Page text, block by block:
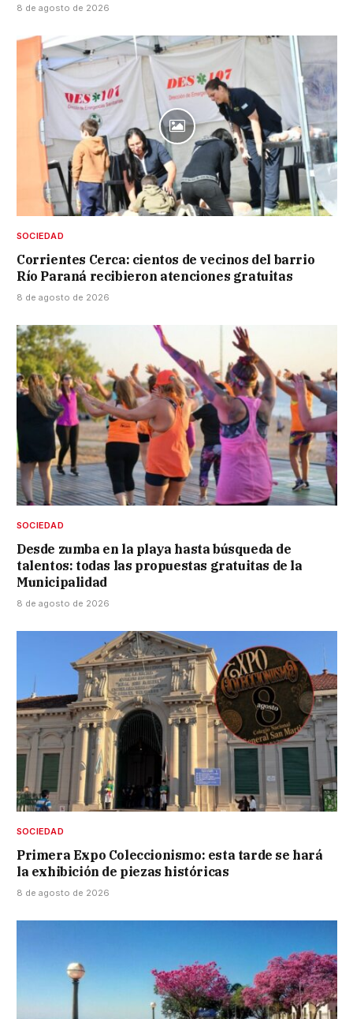
8 de agosto de 2026
SOCIEDAD
Corrientes Cerca: cientos de vecinos del barrio
Río Paraná recibieron atenciones gratuitas
8 de agosto de 2026
SOCIEDAD
Desde zumba en la playa hasta búsqueda de
talentos: todas las propuestas gratuitas de la
Municipalidad
8 de agosto de 2026
SOCIEDAD
Primera Expo Coleccionismo: esta tarde se hará
la exhibición de piezas históricas
8 de agosto de 2026